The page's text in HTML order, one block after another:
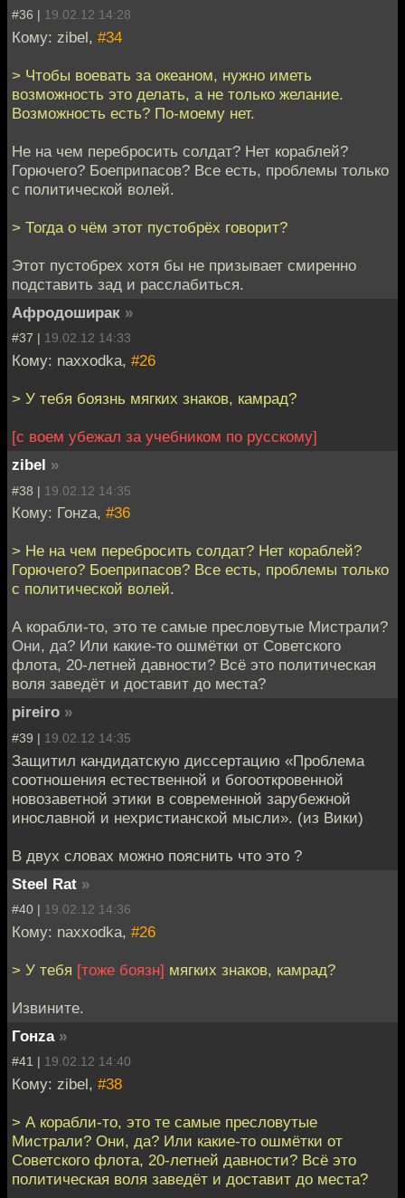
#36 | 19.02.12 14:28
Кому: zibel, #34
> Чтобы воевать за океаном, нужно иметь
возможность это делать, а не только желание.
Возможность есть? По-моему нет.
Не на чем перебросить солдат? Нет кораблей?
Горючего? Боеприпасов? Все есть, проблемы только
с политической волей.
> Тогда о чём этот пустобрёх говорит?
Этот пустобрех хотя бы не призывает смиренно
подставить зад и расслабиться.
Афродоширак »
#37 | 19.02.12 14:33
Кому: naxxodka, #26
> У тебя боязнь мягких знаков, камрад?
[с воем убежал за учебником по русскому]
zibel »
#38 | 19.02.12 14:35
Кому: Гонzа, #36
> Не на чем перебросить солдат? Нет кораблей?
Горючего? Боеприпасов? Все есть, проблемы только
с политической волей.
А корабли-то, это те самые пресловутые Мистрали?
Они, да? Или какие-то ошмётки от Советского
флота, 20-летней давности? Всё это политическая
воля заведёт и доставит до места?
pireiro »
#39 | 19.02.12 14:35
Защитил кандидатскую диссертацию «Проблема
соотношения естественной и богооткровенной
новозаветной этики в современной зарубежной
инославной и нехристианской мысли». (из Вики)
В двух словах можно пояснить что это ?
Steel Rat »
#40 | 19.02.12 14:36
Кому: naxxodka, #26
> У тебя [тоже боязн] мягких знаков, камрад?
Извините.
Гонzа »
#41 | 19.02.12 14:40
Кому: zibel, #38
> А корабли-то, это те самые пресловутые
Мистрали? Они, да? Или какие-то ошмётки от
Советского флота, 20-летней давности? Всё это
политическая воля заведёт и доставит до места?